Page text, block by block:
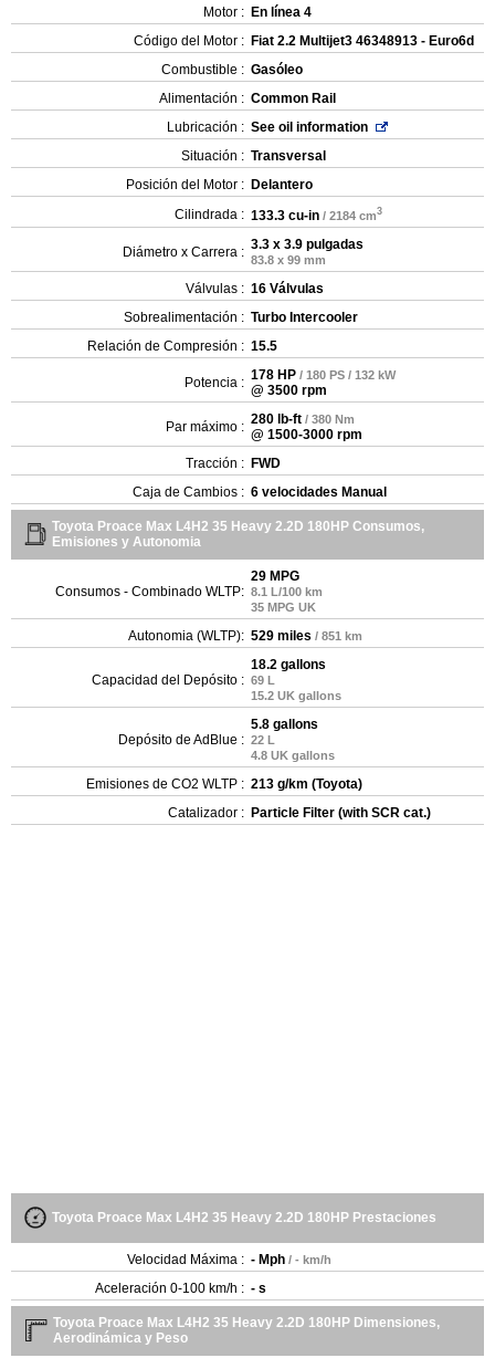
Motor : En línea 4
Código del Motor : Fiat 2.2 Multijet3 46348913 - Euro6d
Combustible : Gasóleo
Alimentación : Common Rail
Lubricación : See oil information
Situación : Transversal
Posición del Motor : Delantero
Cilindrada : 133.3 cu-in / 2184 cm3
Diámetro x Carrera : 3.3 x 3.9 pulgadas
83.8 x 99 mm
Válvulas : 16 Válvulas
Sobrealimentación : Turbo Intercooler
Relación de Compresión : 15.5
Potencia : 178 HP / 180 PS / 132 kW
@ 3500 rpm
Par máximo : 280 lb-ft / 380 Nm
@ 1500-3000 rpm
Tracción : FWD
Caja de Cambios : 6 velocidades Manual
Toyota Proace Max L4H2 35 Heavy 2.2D 180HP Consumos,
Emisiones y Autonomia
Consumos - Combinado WLTP:
29 MPG
8.1 L/100 km
35 MPG UK
Autonomia (WLTP): 529 miles / 851 km
Capacidad del Depósito :
18.2 gallons
69 L
15.2 UK gallons
Depósito de AdBlue :
5.8 gallons
22 L
4.8 UK gallons
Emisiones de CO2 WLTP : 213 g/km (Toyota)
Catalizador : Particle Filter (with SCR cat.)
Toyota Proace Max L4H2 35 Heavy 2.2D 180HP Prestaciones
Velocidad Máxima : - Mph / - km/h
Aceleración 0-100 km/h : - s
Toyota Proace Max L4H2 35 Heavy 2.2D 180HP Dimensiones,
Aerodinámica y Peso